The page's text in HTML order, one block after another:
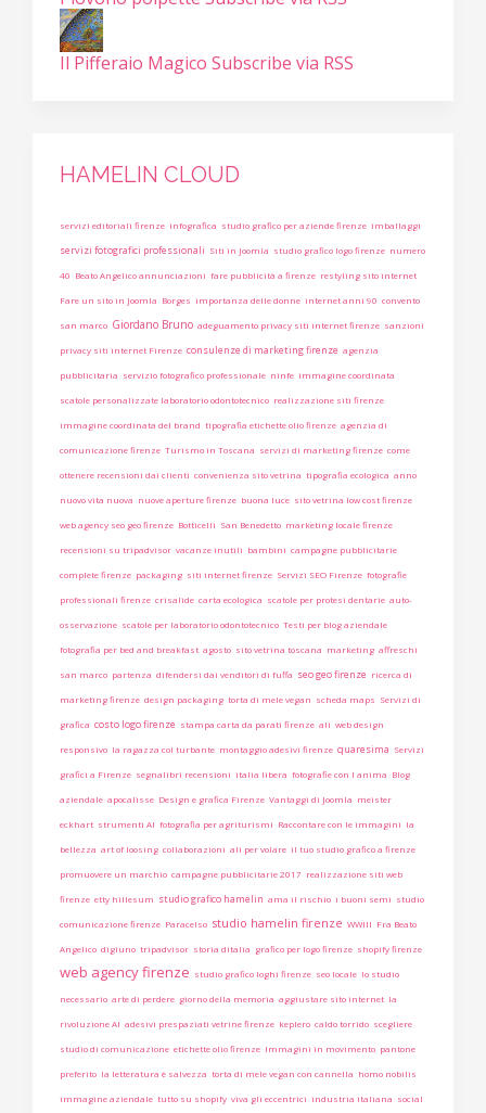
Il Pifferaio Magico Subscribe via RSS
HAMELIN CLOUD
servizi editoriali firenze infografica studio grafico per aziende firenze imballaggi
servizi fotografici professionali Siti in Joomla studio grafico logo firenze numero
40 Beato Angelico annunciazioni fare pubblicità a firenze restyling sito internet
Fare un sito in Joomla Borges importanza delle donne internet anni 90 convento
san marco Giordano Bruno adeguamento privacy siti internet firenze sanzioni
privacy siti internet Firenze consulenze di marketing firenze agenzia
pubblicitaria servizio fotografico professionale ninfe immagine coordinata
scatole personalizzate laboratorio odontotecnico realizzazione siti firenze
immagine coordinata del brand tipografia etichette olio firenze agenzia di
comunicazione firenze Turismo in Toscana servizi di marketing firenze come
ottenere recensioni dai clienti convenienza sito vetrina tipografia ecologica anno
nuovo vita nuova nuove aperture firenze buona luce sito vetrina low cost firenze
web agency seo geo firenze Botticelli San Benedetto marketing locale firenze
recensioni su tripadvisor vacanze inutili bambini campagne pubblicitarie
complete firenze packaging siti internet firenze Servizi SEO Firenze fotografie
professionali firenze crisalide carta ecologica scatole per protesi dentarie auto-
osservazione scatole per laboratorio odontotecnico Testi per blog aziendale
fotografia per bed and breakfast agosto sito vetrina toscana marketing affreschi
san marco partenza difendersi dai venditori di fuffa seo geo firenze ricerca di
marketing firenze design packaging torta di mele vegan scheda maps Servizi di
grafica costo logo firenze stampa carta da parati firenze ali web design
responsivo la ragazza col turbante montaggio adesivi firenze quaresima Servizi
grafici a Firenze segnalibri recensioni italia libera fotografie con l anima Blog
aziendale apocalisse Design e grafica Firenze Vantaggi di Joomla meister
eckhart strumenti AI fotografia per agriturismi Raccontare con le immagini la
bellezza art of loosing collaborazioni ali per volare il tuo studio grafico a firenze
promuovere un marchio campagne pubblicitarie 2017 realizzazione siti web
firenze etty hillesum studio grafico hamelin ama il rischio i buoni semi studio
comunicazione firenze Paracelso studio hamelin firenze WWIII Fra Beato
Angelico digiuno tripadvisor storia ditalia grafico per logo firenze shopify firenze
web agency firenze studio grafico loghi firenze seo locale lo studio
necessario arte di perdere giorno della memoria aggiustare sito internet la
rivoluzione AI adesivi prespaziati vetrine firenze keplero caldo torrido scegliere
studio di comunicazione etichette olio firenze Immagini in movimento pantone
preferito la letteratura è salvezza torta di mele vegan con cannella homo nobilis
immagine aziendale tutto su shopify viva gli eccentrici industria italiana social